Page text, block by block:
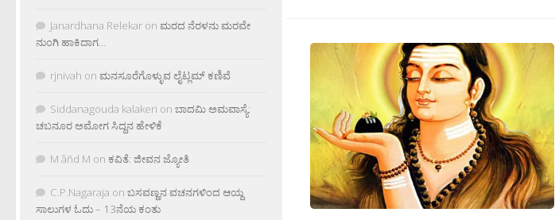
Janardhana Relekar on ಮರದ ನೆರಳನು ಮರವೇ
ನುಂಗಿ ಹಾಕಿದಾಗ…
rjnivah on ಮನಸೂರೆಗೊಳ್ಳುವ ಲೈಟ್ಲಮ್ ಕಣಿವೆ
Siddanagouda kalakeri on ಬಾದಮಿ ಅಮವಾಸ್ಯೆ:
ಚಬನೂರ ಅಮೋಗ ಸಿದ್ದನ ಹೇಳಿಕೆ
M âñd M on ಕವಿತೆ: ಜೀವನ ಜ್ಯೋತಿ
C.P.Nagaraja on ಬಸವಣ್ಣನ ವಚನಗಳಿಂದ ಆಯ್ದ
ಸಾಲುಗಳ ಓದು – 13ನೆಯ ಕಂತು